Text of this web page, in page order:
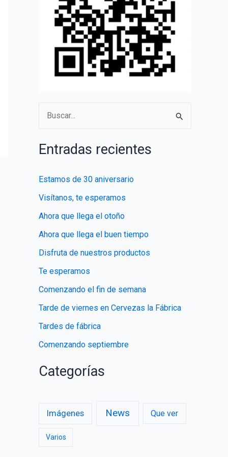
u
s
a
:
Entradas recientes
Estamos de 30 aniversario
Visítanos, te esperamos
Ahora que llega el otoño
Ahora que llega el buen tiempo
Disfruta de nuestros productos
Te esperamos
Comenzando el fin de semana
Tarde de viernes en Cervezas la Fábrica
Tardes de fábrica
Comenzando septiembre
Categorías
Imágenes News Que ver
Varios